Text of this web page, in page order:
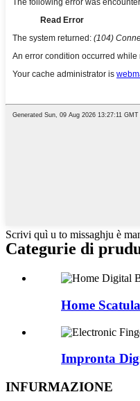
Scrivi quì u to missaghju è
Categurie di
Home
Impronta
INFURMAZIONE